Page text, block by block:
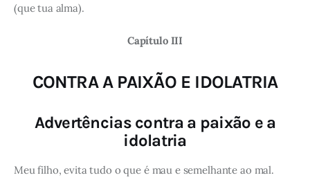
(que tua alma).
Capítulo III
CONTRA A PAIXÃO E IDOLATRIA
Advertências contra a paixão e a
idolatria
Meu filho, evita tudo o que é mau e semelhante ao mal.